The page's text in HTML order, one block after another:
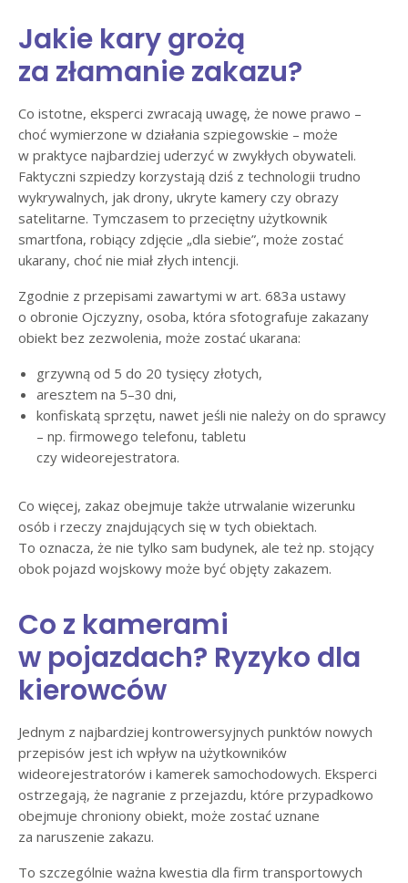
Jakie kary grożą
za złamanie zakazu?
Co istotne, eksperci zwracają uwagę, że nowe prawo –
choć wymierzone w działania szpiegowskie – może
w praktyce najbardziej uderzyć w zwykłych obywateli.
Faktyczni szpiedzy korzystają dziś z technologii trudno
wykrywalnych, jak drony, ukryte kamery czy obrazy
satelitarne. Tymczasem to przeciętny użytkownik
smartfona, robiący zdjęcie „dla siebie”, może zostać
ukarany, choć nie miał złych intencji.
Zgodnie z przepisami zawartymi w art. 683a ustawy
o obronie Ojczyzny, osoba, która sfotografuje zakazany
obiekt bez zezwolenia, może zostać ukarana:
grzywną od 5 do 20 tysięcy złotych,
aresztem na 5–30 dni,
konfiskatą sprzętu, nawet jeśli nie należy on do sprawcy
– np. firmowego telefonu, tabletu
czy wideorejestratora.
Co więcej, zakaz obejmuje także utrwalanie wizerunku
osób i rzeczy znajdujących się w tych obiektach.
To oznacza, że nie tylko sam budynek, ale też np. stojący
obok pojazd wojskowy może być objęty zakazem.
Co z kamerami
w pojazdach? Ryzyko dla
kierowców
Jednym z najbardziej kontrowersyjnych punktów nowych
przepisów jest ich wpływ na użytkowników
wideorejestratorów i kamerek samochodowych. Eksperci
ostrzegają, że nagranie z przejazdu, które przypadkowo
obejmuje chroniony obiekt, może zostać uznane
za naruszenie zakazu.
To szczególnie ważna kwestia dla firm transportowych